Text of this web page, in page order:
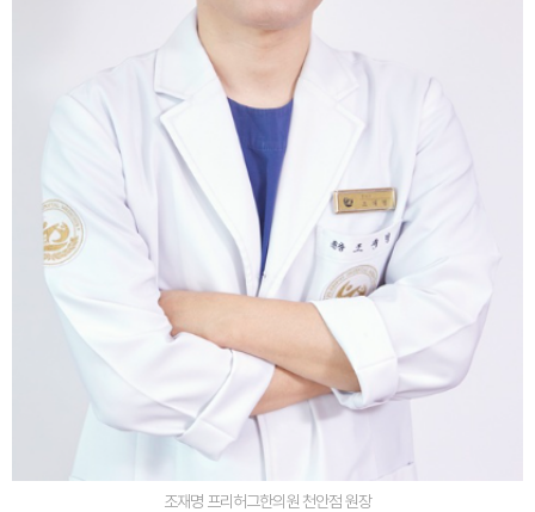
조재명 프리허그한의원 천안점 원장